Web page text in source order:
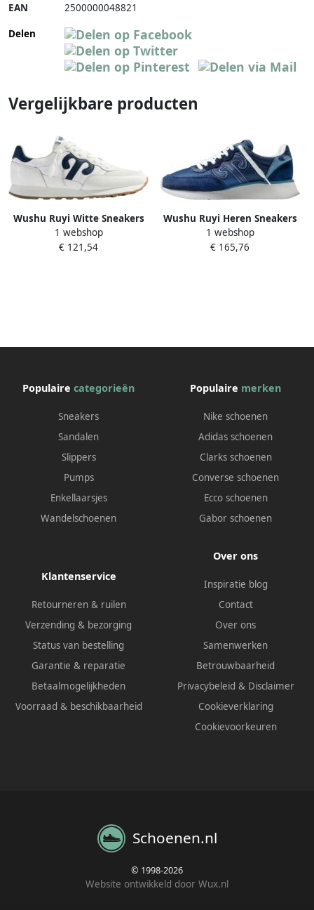
EAN 2500000048821
Delen
Vergelijkbare producten
Wushu Ruyi Witte Sneakers
voor vechtsport White Heren
1 webshop
€ 121,54
Wushu Ruyi Heren Sneakers
Schoenen Blauw Ss23
1 webshop
€ 165,76
Populaire categorieën
Sneakers
Sandalen
Slippers
Pumps
Enkellaarsjes
Wandelschoenen
Populaire merken
Nike schoenen
Adidas schoenen
Clarks schoenen
Converse schoenen
Ecco schoenen
Gabor schoenen
Klantenservice
Retourneren & ruilen
Verzending & bezorging
Status van bestelling
Garantie & reparatie
Betaalmogelijkheden
Voorraad & beschikbaarheid
Over ons
Inspiratie blog
Contact
Over ons
Samenwerken
Betrouwbaarheid
Privacybeleid & Disclaimer
Cookieverklaring
Cookievoorkeuren
Schoenen.nl
© 1998-2026
Website ontwikkeld door Wux.nl